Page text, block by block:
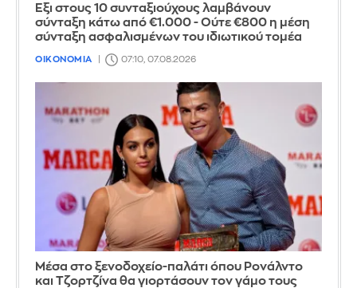
Έξι στους 10 συνταξιούχους λαμβάνουν
σύνταξη κάτω από €1.000 - Ούτε €800 η μέση
σύνταξη ασφαλισμένων του ιδιωτικού τομέα
ΟΙΚΟΝΟΜΙΑ 07:10, 07.08.2026
Μέσα στο ξενοδοχείο-παλάτι όπου Ρονάλντο
και Τζορτζίνα θα γιορτάσουν τον γάμο τους